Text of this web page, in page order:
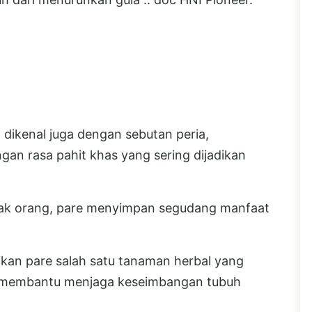
juga dengan sebutan peria,
rasa pahit khas yang sering dijadikan
orang, pare menyimpan segudang manfaat
pare salah satu tanaman herbal yang
menjaga keseimbangan tubuh